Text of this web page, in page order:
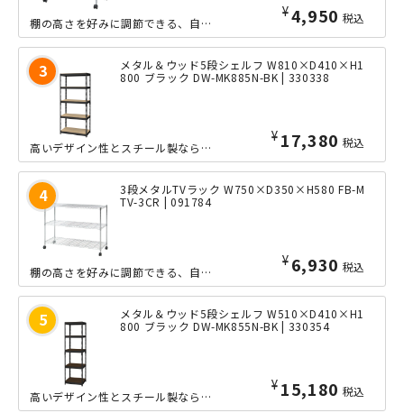
¥4,950 税込
棚の高さを好みに調節できる、自由度の高いシンプルな2段メタルTVラックです。キャ...
メタル＆ウッド5段シェルフ W810×D410×H1
800 ブラック DW-MK885N-BK | 330338
¥ 17,380 税込
高いデザイン性とスチール製ならではの耐久力を両立した、ワイドなW810mmサイズ...
3段メタルTVラック W750×D350×H580 FB-M
TV-3CR | 091784
¥ 6,930 税込
棚の高さを好みに調節できる、自由度の高いシンプルな3段メタルTVラックです。キャ...
メタル＆ウッド5段シェルフ W510×D410×H1
800 ブラック DW-MK855N-BK | 330354
¥ 15,180 税込
高いデザイン性とスチール製ならではの耐久力を両立した、コンパクトなW510mmサ...